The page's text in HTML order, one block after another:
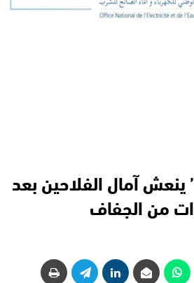
ينعش آمال الفلاحين بعد
من الجفاف